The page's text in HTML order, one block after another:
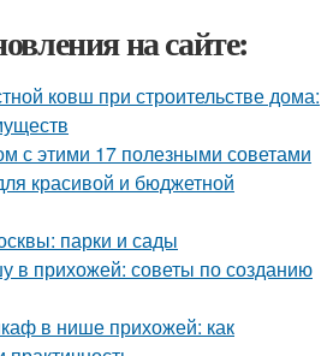
на сайте:
ковш при строительстве дома:
с этими 17 полезными советами
красивой и бюджетной
парки и сады
в прихожей: советы по созданию
в нише прихожей: как